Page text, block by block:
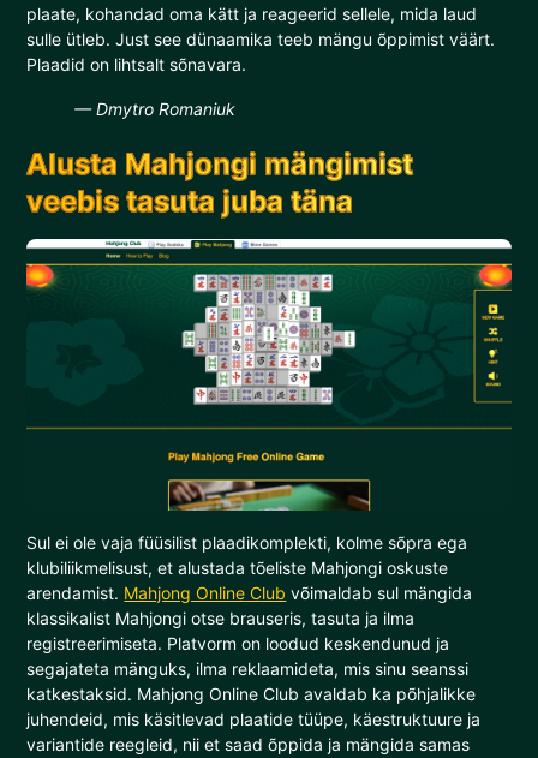
plaate, kohandad oma kätt ja reageerid sellele, mida laud
sulle ütleb. Just see dünaamika teeb mängu õppimist väärt.
Plaadid on lihtsalt sõnavara.
— Dmytro Romaniuk
Alusta Mahjongi mängimist
veebis tasuta juba täna
Sul ei ole vaja füüsilist plaadikomplekti, kolme sõpra ega
klubiliikmelisust, et alustada tõeliste Mahjongi oskuste
arendamist. Mahjong Online Club võimaldab sul mängida
klassikalist Mahjongi otse brauseris, tasuta ja ilma
registreerimiseta. Platvorm on loodud keskendunud ja
segajateta mänguks, ilma reklaamideta, mis sinu seanssi
katkestaksid. Mahjong Online Club avaldab ka põhjalikke
juhendeid, mis käsitlevad plaatide tüüpe, käestruktuure ja
variantide reegleid, nii et saad õppida ja mängida samas